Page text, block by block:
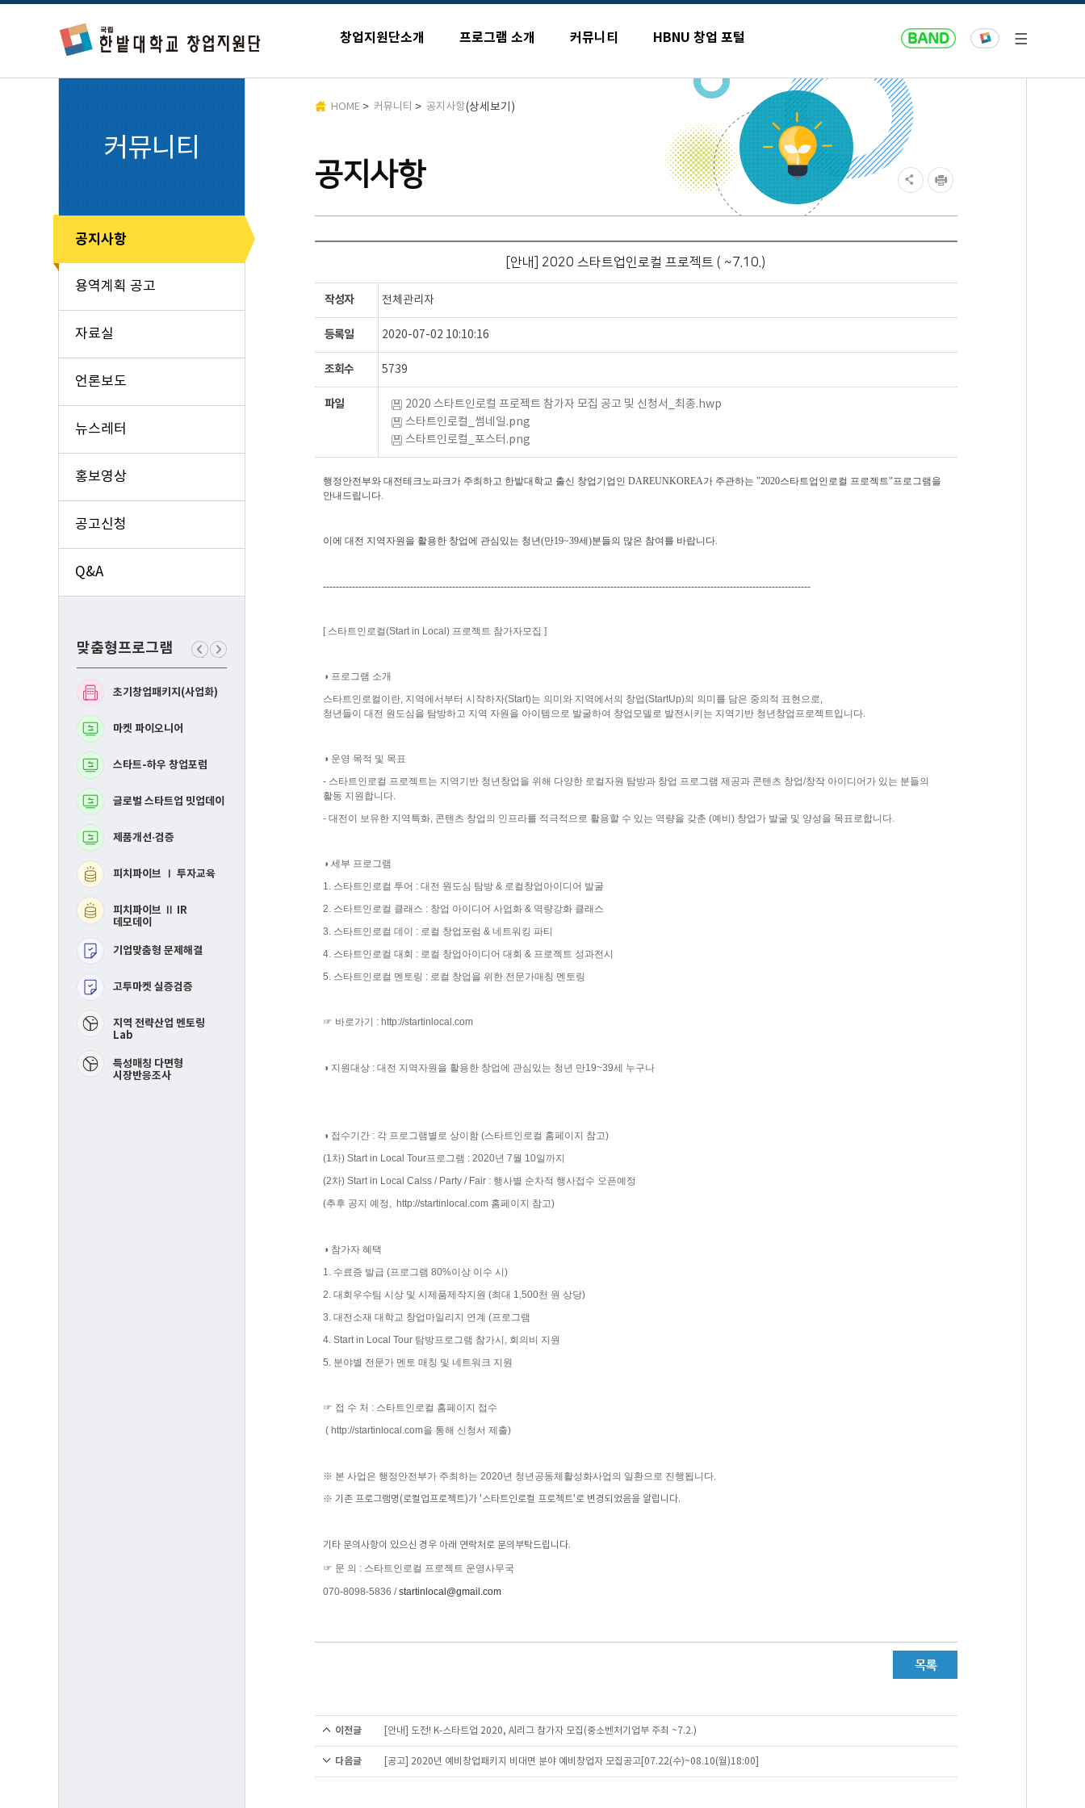
창업지원단소개 프로그램 소개 커뮤니티 HBNU 창업 포털
커뮤니티
공지사항
용역계획 공고
자료실
언론보도
뉴스레터
홍보영상
공고신청
Q&A
맞춤형프로그램
맞
춤
맞
춤
초기창업패키지(사업화)
마켓 파이오니어
스타트-하우 창업포럼
글로벌 스타트업 밋업데이
제품개선·검증
피치파이브 Ⅰ 투자교육
피치파이브 Ⅱ IR
데모데이
기업맞춤형 문제해결
고투마켓 실증검증
​지역 전략산업 멘토링
Lab
특성매칭 다면형
시장반응조사
예비창업패키지(사업화)
MVP 제작지원
지역연합 창업활성화Ⅰ-
RE-mastering​
제품개선 및 시장검증​
공지사항
HOME> 커뮤니티 > 공지사항(상세보기)
[안내] 2020 스타트업인로컬 프로젝트 ( ~7.10.)
작성자 전체관리자
등록일 2020-07-02 10:10:16
조회수 5739
파일
2020 스타트인로컬 프로젝트 참가자 모집 공고 및 신청서_최종.hwp
스타트인로컬_썸네일.png
스타트인로컬_포스터.png
행정안전부와 대전테크노파크가 주최하고 한밭대학교 출신 창업기업인 DAREUNKOREA가 주관하는 "2020스타트업인로컬 프로젝트"프로그램을
안내드립니다.
이에 대전 지역자원을 활용한 창업에 관심있는 청년(만19~39세)분들의 많은 참여를 바랍니다.
-------------------------------------------------------------------------------------------------------------------------------------------------------
[ 스타트인로컬(Start in Local) 프로젝트 참가자모집 ]
◑ 프로그램 소개
스타트인로컬이란, 지역에서부터 시작하자(Start)는 의미와 지역에서의 창업(StartUp)의 의미를 담은 중의적 표현으로,
청년들이 대전 원도심을 탐방하고 지역 자원을 아이템으로 발굴하여 창업모델로 발전시키는 지역기반 청년창업프로젝트입니다.
◑ 운영 목적 및 목표
- 스타트인로컬 프로젝트는 지역기반 청년창업을 위해 다양한 로컬자원 탐방과 창업 프로그램 제공과 콘텐츠 창업/창작 아이디어가 있는 분들의
활동 지원합니다.
- 대전이 보유한 지역특화, 콘텐츠 창업의 인프라를 적극적으로 활용할 수 있는 역량을 갖춘 (예비) 창업가 발굴 및 양성을 목표로합니다.
◑ 세부 프로그램
1. 스타트인로컬 투어 : 대전 원도심 탐방 & 로컬창업아이디어 발굴
2. 스타트인로컬 클래스 : 창업 아이디어 사업화 & 역량강화 클래스
3. 스타트인로컬 데이 : 로컬 창업포럼 & 네트워킹 파티
4. 스타트인로컬 대회 : 로컬 창업아이디어 대회 & 프로젝트 성과전시
5. 스타트인로컬 멘토링 : 로컬 창업을 위한 전문가매칭 멘토링
☞ 바로가기 : http://startinlocal.com
◑ 지원대상 : 대전 지역자원을 활용한 창업에 관심있는 청년 만19~39세 누구나
◑ 접수기간 : 각 프로그램별로 상이함 (스타트인로컬 홈페이지 참고)
(1차) Start in Local Tour프로그램 : 2020년 7월 10일까지
(2차) Start in Local Calss / Party / Fair : 행사별 순차적 행사접수 오픈예정
(추후 공지 예정, http://startinlocal.com홈페이지 참고)
◑ 참가자 혜택
1. 수료증 발급 (프로그램 80%이상 이수 시)
2. 대회우수팀 시상 및 시제품제작지원 (최대 1,500천 원 상당)
3. 대전소재 대학교 창업마일리지 연계 (프로그램
4. Start in Local Tour 탐방프로그램 참가시, 회의비 지원
5. 분야별 전문가 멘토 매칭 및 네트워크 지원
☞ 접 수 처 : 스타트인로컬 홈페이지 접수
( http://startinlocal.com을 통해 신청서 제출)
※ 본 사업은 행정안전부가 주최하는 2020년 청년공동체활성화사업의 일환으로 진행됩니다.
※ 기존 프로그램명(로컬업프로젝트)가 '스타트인로컬 프로젝트'로 변경되었음을 알립니다.
기타 문의사항이 있으신 경우 아래 연락처로 문의부탁드립니다.
☞ 문 의 : 스타트인로컬 프로젝트 운영사무국
070-8098-5836 /startinlocal@gmail.com
이전글 [안내] 도전! K-스타트업 2020, Al리그 참가자 모집(중소벤처기업부 주최 ~7.2.)
다음글 [공고] 2020년 예비창업패키지 비대면 분야 예비창업자 모집공고[07.22(수)~08.10(월)18:00]